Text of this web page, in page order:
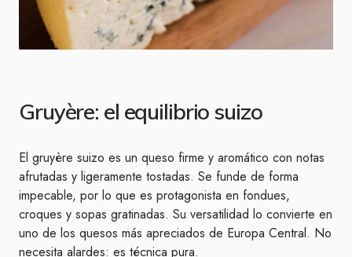
Gruyère: el equilibrio suizo
El gruyère suizo es un queso firme y aromático con notas
afrutadas y ligeramente tostadas. Se funde de forma
impecable, por lo que es protagonista en fondues,
croques y sopas gratinadas. Su versatilidad lo convierte en
uno de los quesos más apreciados de Europa Central. No
necesita alardes: es técnica pura.